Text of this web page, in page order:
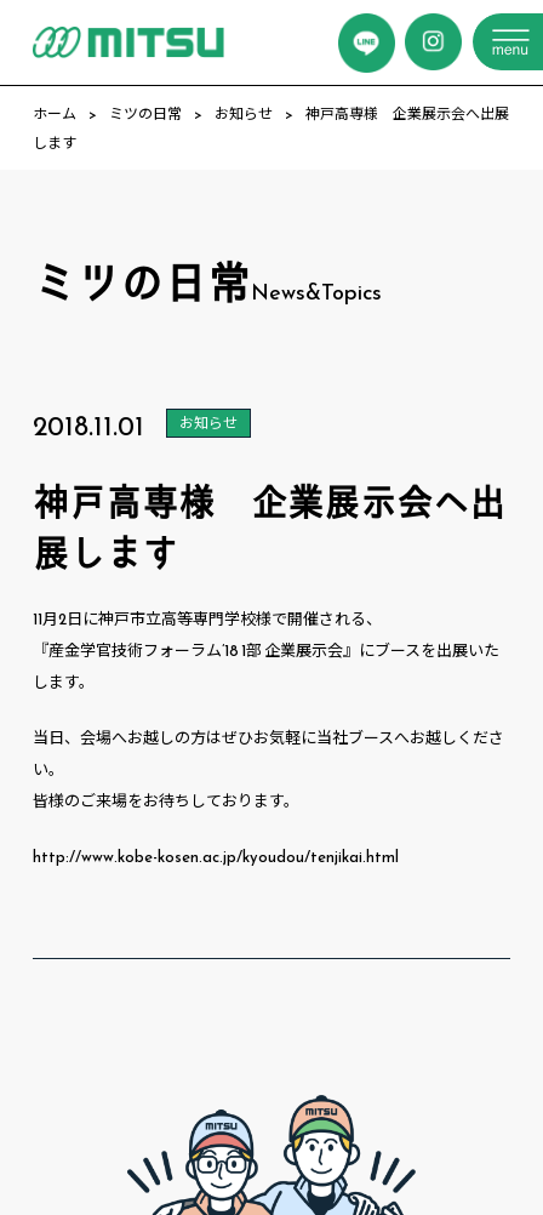
ホーム ミツの日常 お知らせ
神戸高専様 企業展示会へ出展
します
ミツの日常News&Topics
2018.11.01 お知らせ
神戸高専様 企業展示会へ出
展します
11月2日に神戸市立高等専門学校様で開催される、
『産金学官技術フォーラム’18 1部 企業展示会』にブースを出展いた
します。
当日、会場へお越しの方はぜひお気軽に当社ブースへお越しくださ
い。
皆様のご来場をお待ちしております。
http://www.kobe-kosen.ac.jp/kyoudou/tenjikai.html